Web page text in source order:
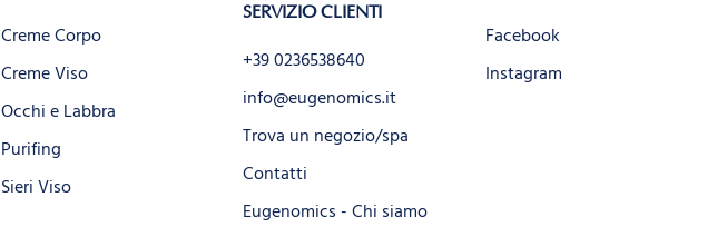
Creme Corpo
Creme Viso
Occhi e Labbra
Purifing
Sieri Viso
SERVIZIO CLIENTI
+39 0236538640
info@eugenomics.it
Trova un negozio/spa
Contatti
Eugenomics - Chi siamo
Facebook
Instagram